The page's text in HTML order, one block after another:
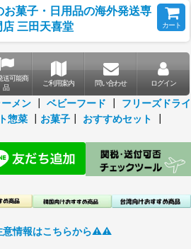
お菓子・日用品の海外発送専
店 三田天喜堂
カート
送可能商
品
ご利用案内 問い合わせ ログイン
メン ベビーフード
フリーズドライ
惣菜 お菓子 おすすめセット
情報はこちらから⚠️⚠️